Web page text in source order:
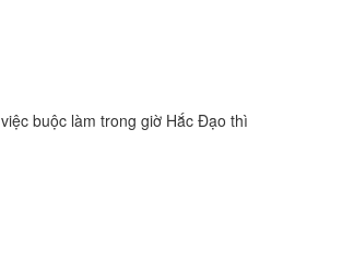
buộc làm trong giờ Hắc Đạo thì